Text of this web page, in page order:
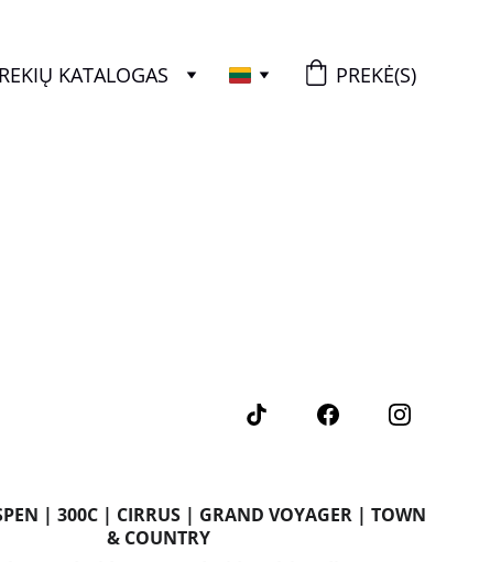
KATALOGAS PREKĖ(S)
| 300C | CIRRUS | GRAND VOYAGER | TOWN
& COUNTRY